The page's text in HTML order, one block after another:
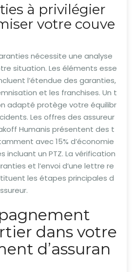
à privilégier
votre couve
nécessite une analyse
situation. Les éléments esse
l’étendue des garanties,
et les franchises. Un t
adapté protège votre équilibr
Les offres des assureur
Humanis présentent des t
avec 15% d’économie
incluant un PTZ. La vérification
et l’envoi d’une lettre re
les étapes principales d
dans votre
d’assuran